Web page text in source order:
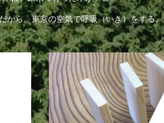
から、東京の空気で呼吸（いき）をする。